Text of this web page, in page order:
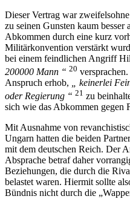
Dieser Vertrag war
zu seinen Gunsten kaum
Abkommen durch eine kurz
Militärkonvention verstärkt
bei einem feindlichen Angriff
200000 Mann “ 20
Anspruch erhob,
„ keinerlei
oder Regierung “ 21 zu
sich wie das Abkommen gegen
Mit Ausnahme von
Ungarn hatten die beiden
mit dem deutschen Reich. Der
Absprache betraf daher
Beziehungen, die durch die
belastet waren. Hiermit sollte
Bündnis nicht durch die